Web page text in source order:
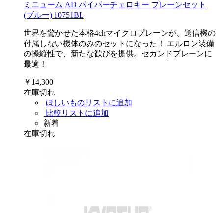
ミニューム AD パイパーチェロキー プレーンセット
(ブルー) 10751BL
世界を驚かせた本格4chマイクロプレーンが、送信機の
付属しない機体のみのセットになった！ エルロン装備
の操縦性で、新たな歓びを提供。セカンドプレーンに
最適！
￥14,300
在庫切れ
ほしいものリストに追加
比較リストに追加
新着
在庫切れ